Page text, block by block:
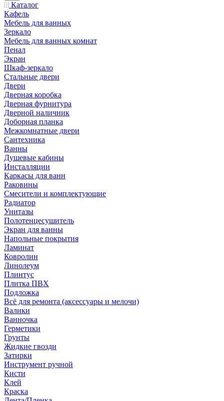
Каталог
Кафель
Мебель для ванных
Зеркало
Мебель для ванных комнат
Пенал
Экран
Шкаф-зеркало
Стальные двери
Двери
Дверная коробка
Дверная фурнитура
Дверной наличник
Доборная планка
Межкомнатные двери
Сантехника
Ванны
Душевые кабины
Инсталляции
Каркасы для ванн
Раковины
Смесители и комплектующие
Радиатор
Унитазы
Полотенцесушитель
Экран для ванны
Напольные покрытия
Ламинат
Ковролин
Линолеум
Плинтус
Плитка ПВХ
Подложка
Всё для ремонта (аксессуары и мелочи)
Валики
Ванночка
Герметики
Грунты
Жидкие гвозди
Затирки
Инструмент ручной
Кисти
Клей
Краска